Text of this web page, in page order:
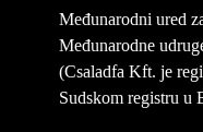
Međunarodni ured
Međunarodne
(Csaladfa Kft. je
Sudskom registru u